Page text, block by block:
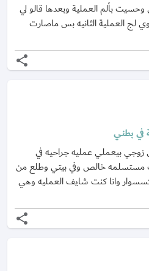
بألم العملية وبعدها قالو لي
العملية الثانيه بس ماصارت
share
بطني
زوجي بيعملي عمليه جراحيه في
مستسلمه خالص وفي بيتي وطلع من
وانا كنت شايف العمليه وهي
share